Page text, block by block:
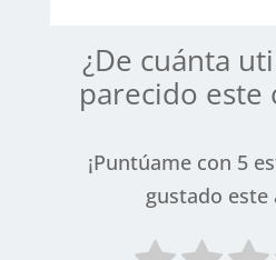
¿De cuánta
parecido este
¡Puntúame con 5
gustado